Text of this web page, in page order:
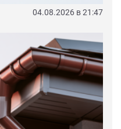
04.08.2026 в 21:47